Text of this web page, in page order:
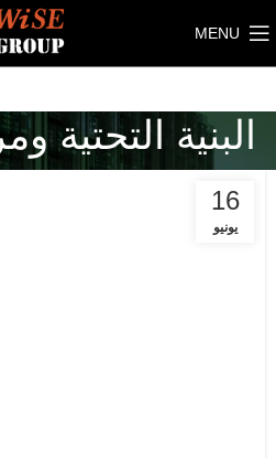
MENU
البنية التحتية
16
يونيو